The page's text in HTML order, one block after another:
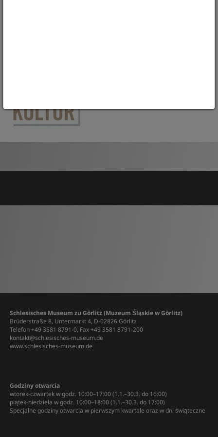
Schlesisches Museum zu Görlitz (Muzeum Śląskie w Görlitz)
Brüderstraße 8, Untermarkt 4, D-02826 Görlitz
Telefon +49 3581 8791-0, Fax +49 3581 8791-200
kontakt@schlesisches-museum.de
www.schlesisches-museum.de
Godziny otwarcia
wtorek-czwartek w godz. 10:00–17:00 (1.1.–30.3. do 16:00)
piątek-niedziela w godz. 10:00–18:00 (1.1.–30.3. do 17:00)
Specjalne godziny otwarcia w pierwszym kwartale oraz w dni świąteczne